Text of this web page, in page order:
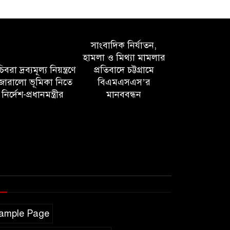
দ্রব্যমূল্য নিয়ন্ত্রণে
ভূমিকা নিতে
নির্দেশ-প্রধানমন্ত্রীর
সাংবাদিক নির্যাতন,
হামলা ও মিথ্যা মামলার
প্রতিবাদে চট্টগ্রামে
বিএমএসএস’র
মানববন্ধন
Page